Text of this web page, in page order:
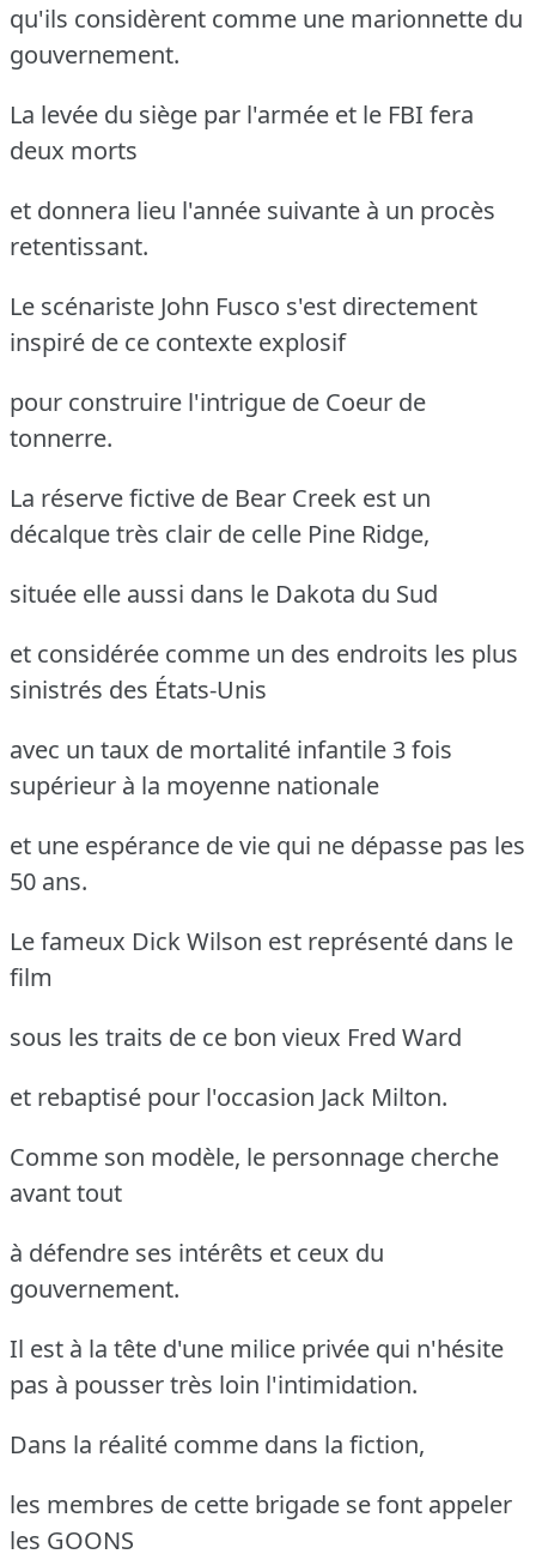
qu'ils considèrent comme une marionnette du
gouvernement.
La levée du siège par l'armée et le FBI fera
deux morts
et donnera lieu l'année suivante à un procès
retentissant.
Le scénariste John Fusco s'est directement
inspiré de ce contexte explosif
pour construire l'intrigue de Coeur de
tonnerre.
La réserve fictive de Bear Creek est un
décalque très clair de celle Pine Ridge,
située elle aussi dans le Dakota du Sud
et considérée comme un des endroits les plus
sinistrés des États-Unis
avec un taux de mortalité infantile 3 fois
supérieur à la moyenne nationale
et une espérance de vie qui ne dépasse pas les
50 ans.
Le fameux Dick Wilson est représenté dans le
film
sous les traits de ce bon vieux Fred Ward
et rebaptisé pour l'occasion Jack Milton.
Comme son modèle, le personnage cherche
avant tout
à défendre ses intérêts et ceux du
gouvernement.
Il est à la tête d'une milice privée qui n'hésite
pas à pousser très loin l'intimidation.
Dans la réalité comme dans la fiction,
les membres de cette brigade se font appeler
les GOONS